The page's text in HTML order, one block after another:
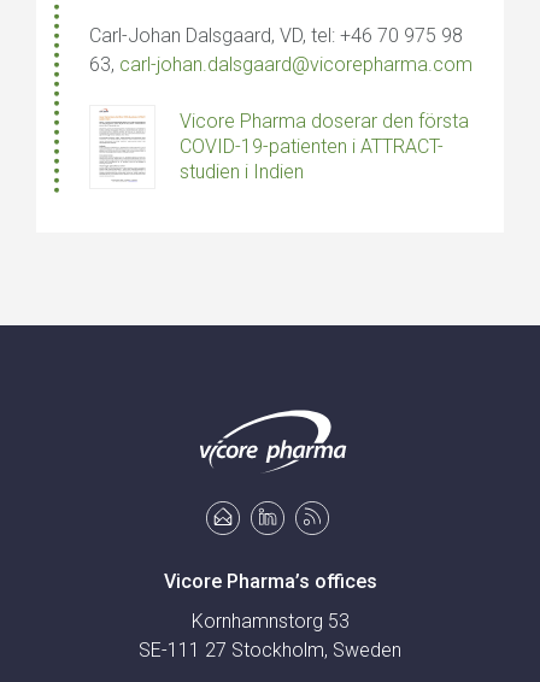
Carl-Johan Dalsgaard, VD, tel: +46 70 975 98
63, carl-johan.dalsgaard@vicorepharma.com
Vicore Pharma doserar den första
COVID-19-patienten i ATTRACT-
studien i Indien
Vicore Pharma’s offices
Kornhamnstorg 53
SE-111 27 Stockholm, Sweden